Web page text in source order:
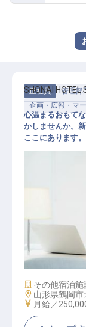
正社員
管理部
企画・広報・マ
マーケティ
SHONAI HOTEL
心温まるおもて
かしませんか。
ここにあります。
施設業態
その他宿泊施
勤務地
山形県鶴岡市
給与
月給／